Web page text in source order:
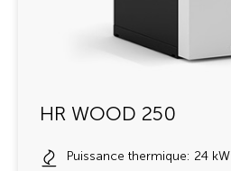
HR WOOD 250
Puissance thermique: 24 kW